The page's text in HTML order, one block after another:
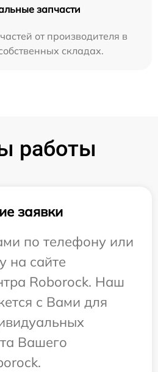
запчасти
от производителя в
складах.
работы
заявки
по телефону или
на сайте
Roborock. Наш
с Вами для
Вашего